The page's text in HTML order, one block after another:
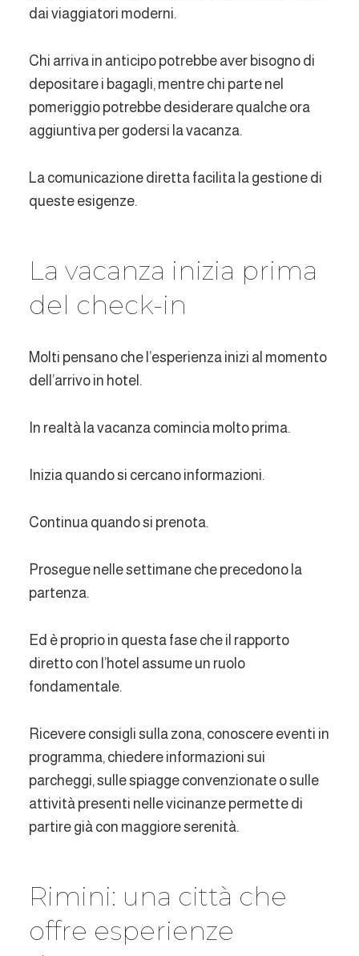
dai viaggiatori moderni.
Chi arriva in anticipo potrebbe aver bisogno di
depositare i bagagli, mentre chi parte nel
pomeriggio potrebbe desiderare qualche ora
aggiuntiva per godersi la vacanza.
La comunicazione diretta facilita la gestione di
queste esigenze.
La vacanza inizia prima
del check-in
Molti pensano che l’esperienza inizi al momento
dell’arrivo in hotel.
In realtà la vacanza comincia molto prima.
Inizia quando si cercano informazioni.
Continua quando si prenota.
Prosegue nelle settimane che precedono la
partenza.
Ed è proprio in questa fase che il rapporto
diretto con l’hotel assume un ruolo
fondamentale.
Ricevere consigli sulla zona, conoscere eventi in
programma, chiedere informazioni sui
parcheggi, sulle spiagge convenzionate o sulle
attività presenti nelle vicinanze permette di
partire già con maggiore serenità.
Rimini: una città che
offre esperienze